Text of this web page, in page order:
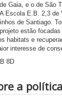
Gaia, e o de São
Escola E.B. 2,3 de
de Santiago.
estão
habitats e
interesse de
a